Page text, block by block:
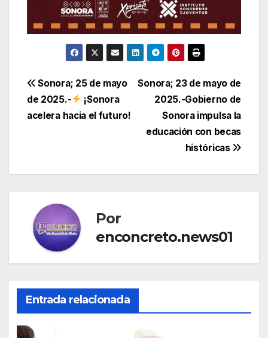
Navegación
de
Sonora; 23 de mayo de
2025.-Gobierno de
Sonora impulsa la
educación con becas
históricas
Sonora; 25 de mayo
de 2025.-
¡Sonora
acelera hacia el futuro!
Por
enconcreto.news01
Entrada relacionada